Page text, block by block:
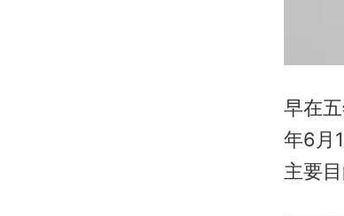
早在
年6月
主要